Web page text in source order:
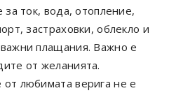
за ток, вода, отопление,
застраховки, облекло и
плащания. Важно е
от желанията.
любимата верига не е